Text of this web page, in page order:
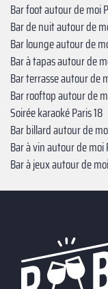
Bar foot autour de moi
Bar de nuit autour de
Bar lounge autour de
Bar à tapas autour de
Bar terrasse autour de
Bar rooftop autour de
Soirée karaoké Paris 18
Bar billard autour de
Bar à vin autour de moi
Bar à jeux autour de